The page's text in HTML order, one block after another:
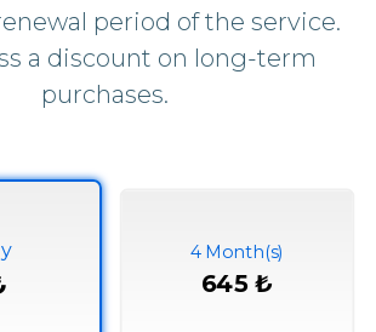
period of the service.
a discount on long-term
purchases.
4 Month(s)
645 ₺